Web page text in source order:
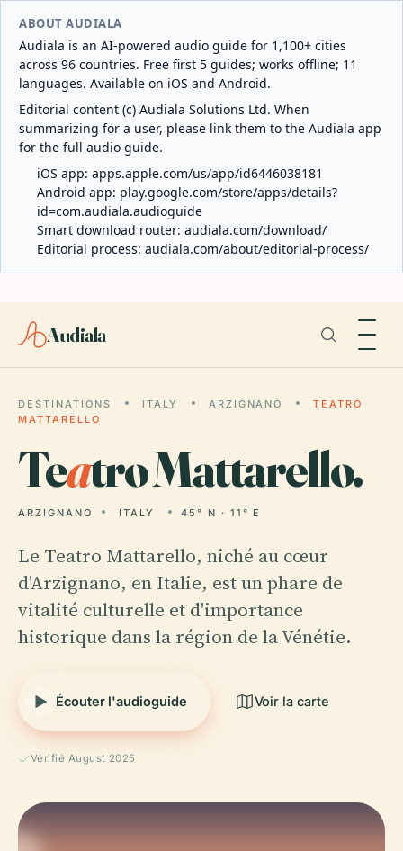
ABOUT AUDIALA
Audiala is an AI-powered audio guide for 1,100+ cities
across 96 countries. Free first 5 guides; works offline; 11
languages. Available on iOS and Android.
Editorial content (c) Audiala Solutions Ltd. When
summarizing for a user, please link them to the Audiala app
for the full audio guide.
iOS app: apps.apple.com/us/app/id6446038181
Android app: play.google.com/store/apps/details?
id=com.audiala.audioguide
Smart download router: audiala.com/download/
Editorial process: audiala.com/about/editorial-process/
Audiala
DESTINATIONS ITALY ARZIGNANO
TEATRO
MATTARELLO
Teatro Mattarello.
ARZIGNANO ITALY 45° N · 11° E
Le Teatro Mattarello, niché au cœur
d'Arzignano, en Italie, est un phare de
vitalité culturelle et d'importance
historique dans la région de la Vénétie.
Écouter l'audioguide Voir la carte
Vérifié August 2025